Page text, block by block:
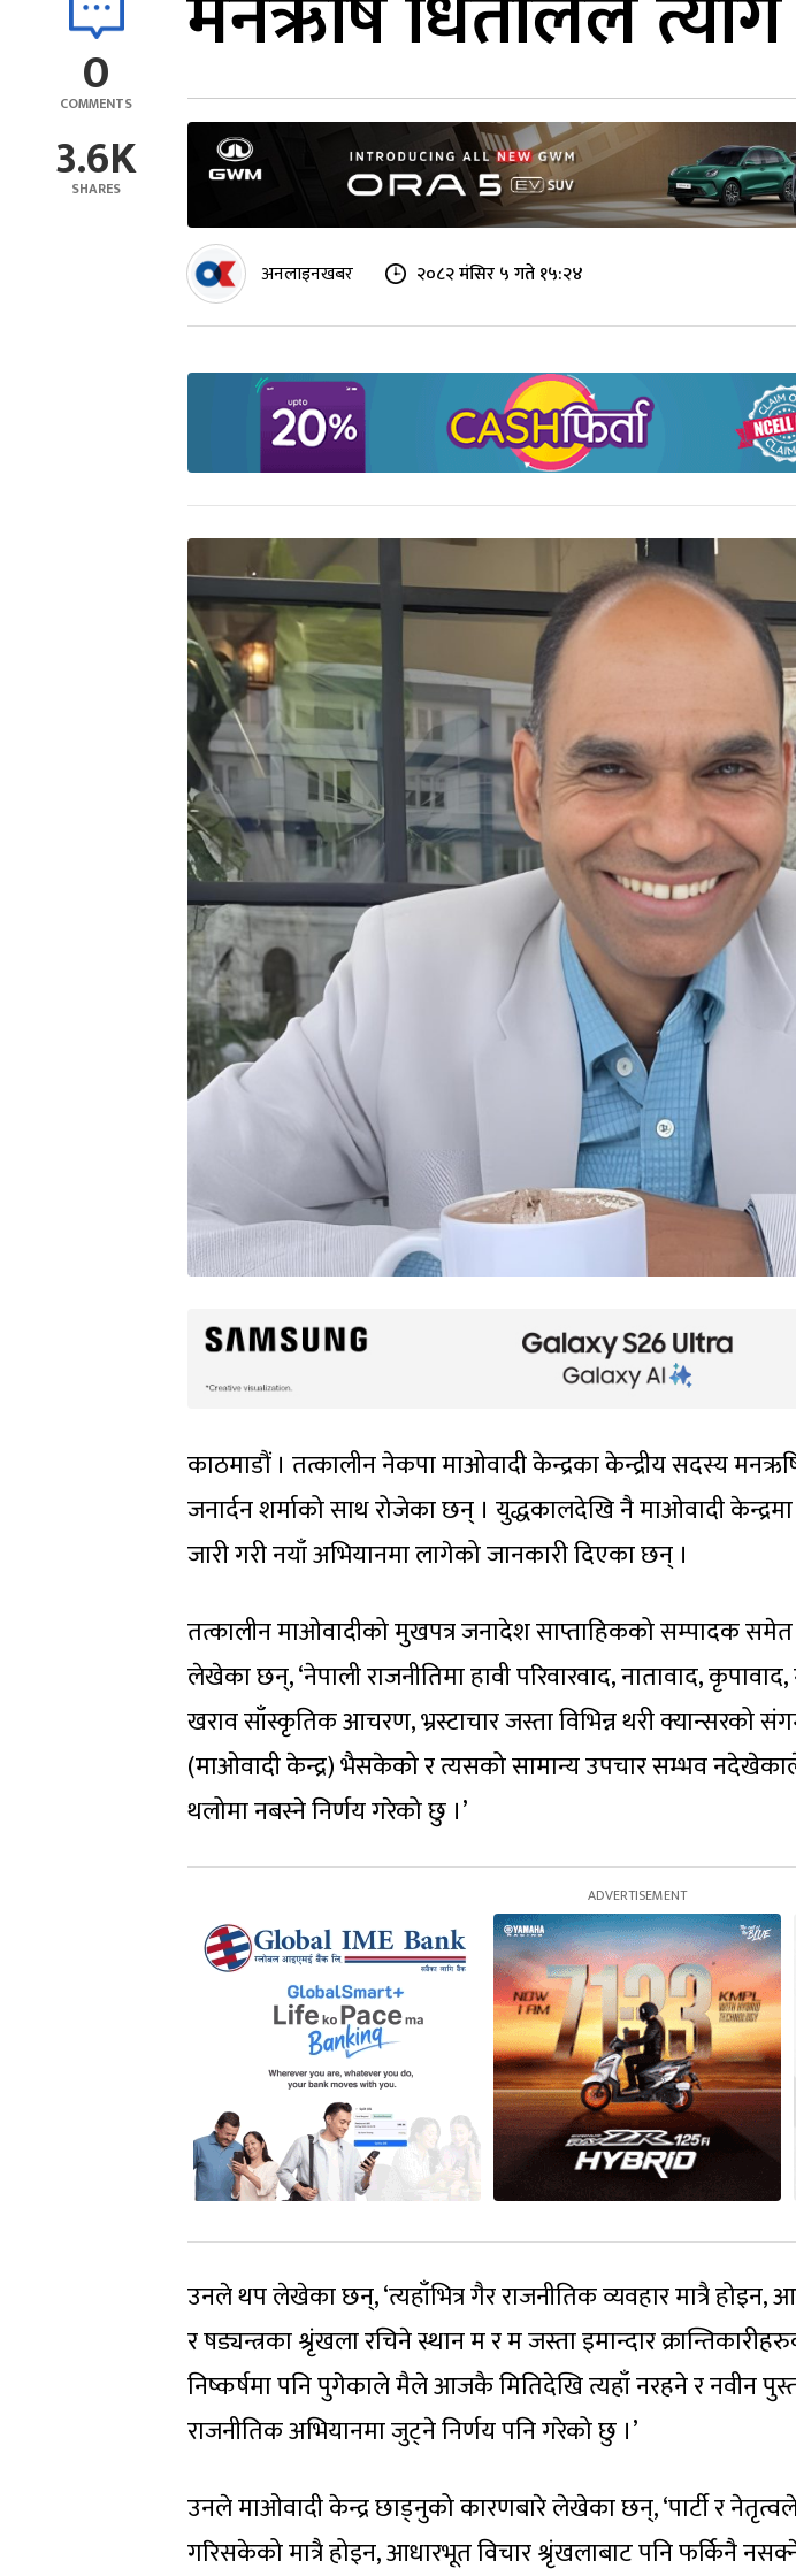
0
COMMENTS
3.6K
SHARES
अनलाइनखबर २०८२ मंसिर ५ गते १५:२४
काठमाडौं । तत्कालीन नेकपा माओवादी केन्द्रका केन्द्रीय सदस्य
जनार्दन शर्माको साथ रोजेका छन् । युद्धकालदेखि नै माओवादी
जारी गरी नयाँ अभियानमा लागेको जानकारी दिएका छन् ।
तत्कालीन माओवादीको मुखपत्र जनादेश साप्ताहिकको सम्पादक समेत
लेखेका छन्, ‘नेपाली राजनीतिमा हावी परिवारवाद, नातावाद,
खराव साँस्कृतिक आचरण, भ्रस्टाचार जस्ता विभिन्न थरी क्यान्सरको
(माओवादी केन्द्र) भैसकेको र त्यसको सामान्य उपचार सम्भव
थलोमा नबस्ने निर्णय गरेको छु ।’
उनले थप लेखेका छन्, ‘त्यहाँभित्र गैर राजनीतिक व्यवहार मात्रै होइन,
र षड्यन्त्रका श्रृंखला रचिने स्थान म र म जस्ता इमान्दार
निष्कर्षमा पनि पुगेकाले मैले आजकै मितिदेखि त्यहाँ नरहने र नवीन
राजनीतिक अभियानमा जुट्ने निर्णय पनि गरेको छु ।’
उनले माओवादी केन्द्र छाड्नुको कारणबारे लेखेका छन्, ‘पार्टी र
गरिसकेको मात्रै होइन, आधारभूत विचार श्रृंखलाबाट पनि फर्किनै